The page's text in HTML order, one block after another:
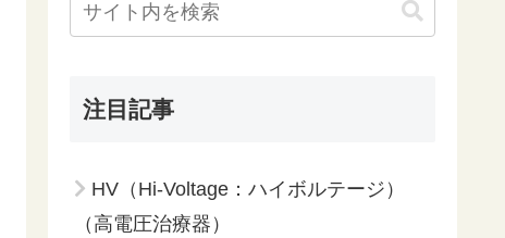
注目記事
HV（Hi-Voltage：ハイボルテージ）
（高電圧治療器）